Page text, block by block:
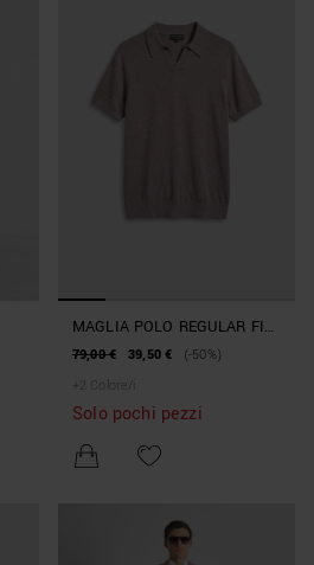
MAGLIA POLO REGULAR FIT
IN MISTO LINO FILATO SOFT
79,00 € 39,50 €
(-50%)
+ 2 Colore/i
Solo pochi pezzi